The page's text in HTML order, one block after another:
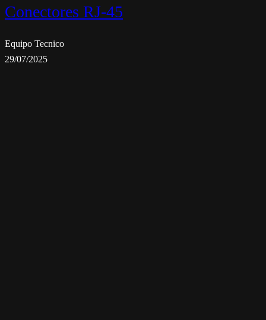
Conectores RJ-45
Equipo Tecnico
29/07/2025